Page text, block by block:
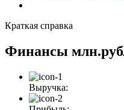
Краткая справка
Финансы
Выручка: